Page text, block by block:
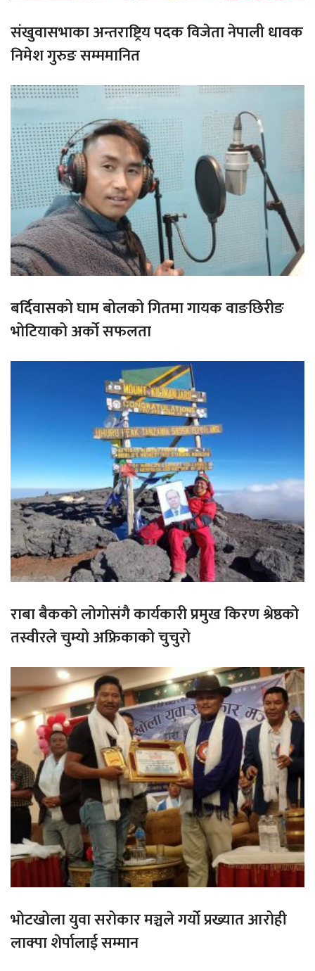
संखुवासभाका अन्तराष्ट्रिय पदक विजेता नेपाली धावक
निमेश गुरुङ सम्ममानित
बर्दिवासको घाम बोलको गितमा गायक वाङछिरीङ
भोटियाको अर्को सफलता
राबा बैकको लोगोसंगै कार्यकारी प्रमुख किरण श्रेष्ठको
तस्वीरले चुम्यो अफ्रिकाको चुचुरो
भोटखोला युवा सरोकार मञ्चले गर्यो प्रख्यात आरोही
लाक्पा शेर्पालाई सम्मान